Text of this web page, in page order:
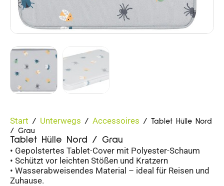
Start / Unterwegs / Accessoires / Tablet Hülle Nord
/ Grau
Tablet Hülle Nord / Grau
• Gepolstertes Tablet-Cover mit Polyester-Schaum
• Schützt vor leichten Stößen und Kratzern
• Wasserabweisendes Material – ideal für Reisen und
Zuhause.